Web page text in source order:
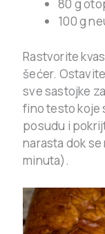
80 g
100 g
Rastvorite
šećer.
sve sastojke
fino testo koje
posudu i
narasta dok
minuta).